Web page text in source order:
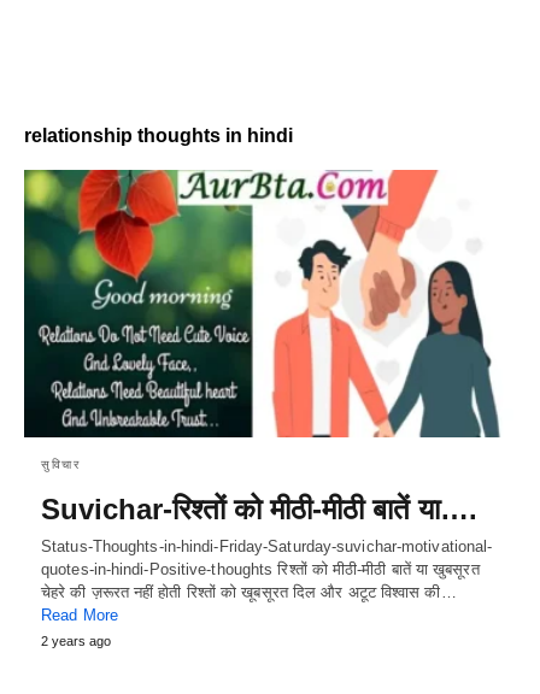
relationship thoughts in hindi
सुविचार
Suvichar-रिश्तों को मीठी-मीठी बातें या….
Status-Thoughts-in-hindi-Friday-Saturday-suvichar-motivational-
quotes-in-hindi-Positive-thoughts रिश्तों को मीठी-मीठी बातें या खुबसूरत
चेहरे की ज़रूरत नहीं होती रिश्तों को खूबसूरत दिल और अटूट विश्वास की…
Read More
2 years ago